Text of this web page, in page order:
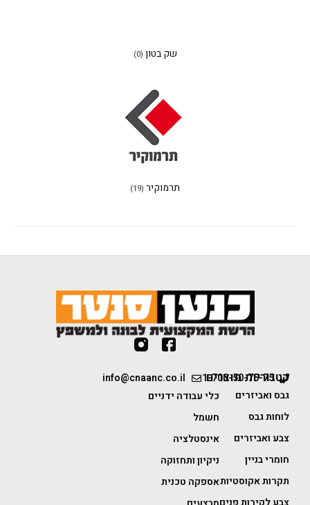
שק בטון (0)
תרמוקיר (19)
1-700-50-75-75
info@cnaanc.co.il קטגוריות מוצרים
גבס ואביזרים
לוחות גבס
צבע ואביזרים
חומרי בניין
תקרות אקוסטיות
כלי עבודה ידניים
חשמל
אינסטלציה
ניקיון ותחזוקה
אספקה טכנית